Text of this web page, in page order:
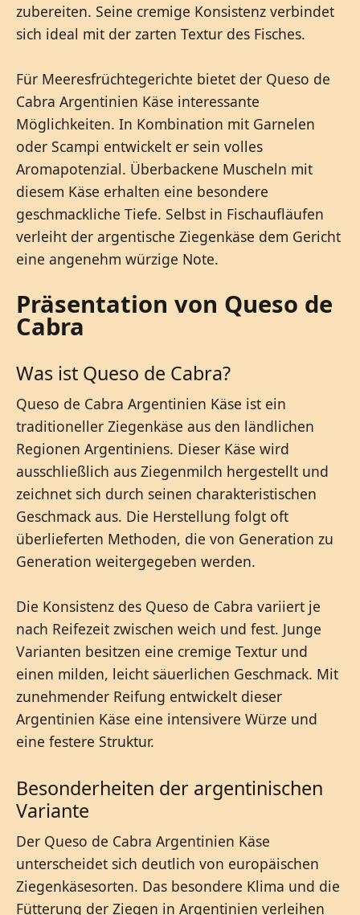
zubereiten. Seine cremige Konsistenz verbindet
sich ideal mit der zarten Textur des Fisches.
Für Meeresfrüchtegerichte bietet der Queso de
Cabra Argentinien Käse interessante
Möglichkeiten. In Kombination mit Garnelen
oder Scampi entwickelt er sein volles
Aromapotenzial. Überbackene Muscheln mit
diesem Käse erhalten eine besondere
geschmackliche Tiefe. Selbst in Fischaufläufen
verleiht der argentische Ziegenkäse dem Gericht
eine angenehm würzige Note.
Präsentation von Queso de
Cabra
Was ist Queso de Cabra?
Queso de Cabra Argentinien Käse ist ein
traditioneller Ziegenkäse aus den ländlichen
Regionen Argentiniens. Dieser Käse wird
ausschließlich aus Ziegenmilch hergestellt und
zeichnet sich durch seinen charakteristischen
Geschmack aus. Die Herstellung folgt oft
überlieferten Methoden, die von Generation zu
Generation weitergegeben werden.
Die Konsistenz des Queso de Cabra variiert je
nach Reifezeit zwischen weich und fest. Junge
Varianten besitzen eine cremige Textur und
einen milden, leicht säuerlichen Geschmack. Mit
zunehmender Reifung entwickelt dieser
Argentinien Käse eine intensivere Würze und
eine festere Struktur.
Besonderheiten der argentinischen
Variante
Der Queso de Cabra Argentinien Käse
unterscheidet sich deutlich von europäischen
Ziegenkäsesorten. Das besondere Klima und die
Fütterung der Ziegen in Argentinien verleihen